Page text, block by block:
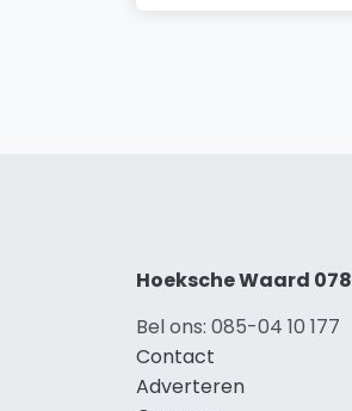
Hoeksche Waard 078
Bel ons: 085-04 10 177
Contact
Adverteren